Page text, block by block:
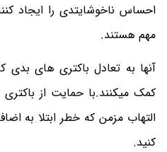
احساس ناخوشایتدی را ایجاد
مهم هستند.
آنها به تعادل باکتری های بدی
کمک میکنند.با حمایت از
التهاب مزمن که خطر ابتلا به
کنید.